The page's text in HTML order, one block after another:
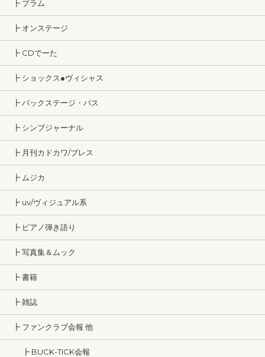
┣ プラム
┣ オンステージ
┣ CDでーた
┣ ショックス●ヴィシャス
┣ バックステージ・パス
┣ シンプジャーナル
┣ 月刊カドカワ/ブレス
┣ ムジカ
┣ uv/ヴィジュアル系
┣ ピアノ弾き語り
┣ 写真集＆ムック
┣ 書籍
┣ 雑誌
┣ ファンクラブ会報 他
┣ BUCK-TICK会報